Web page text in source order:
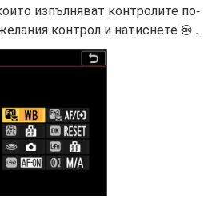
изпълняват контролите по-
контрол и натиснете J .